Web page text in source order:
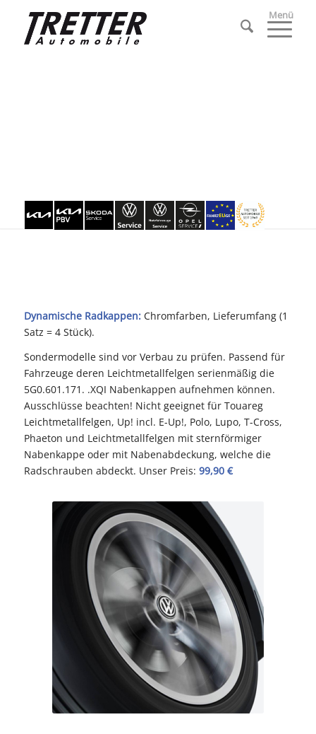
Menü
Dynamische Radkappen:Chromfarben, Lieferumfang (1
Satz = 4 Stück).
Sondermodelle sind vor Verbau zu prüfen. Passend für
Fahrzeuge deren Leichtmetallfelgen serienmäßig die
5G0.601.171. .XQI Nabenkappen aufnehmen können.
Ausschlüsse beachten! Nicht geeignet für Touareg
Leichtmetallfelgen, Up! incl. E-Up!, Polo, Lupo, T-Cross,
Phaeton und Leichtmetallfelgen mit sternförmiger
Nabenkappe oder mit Nabenabdeckung, welche die
Radschrauben abdeckt. Unser Preis: 99,90 €